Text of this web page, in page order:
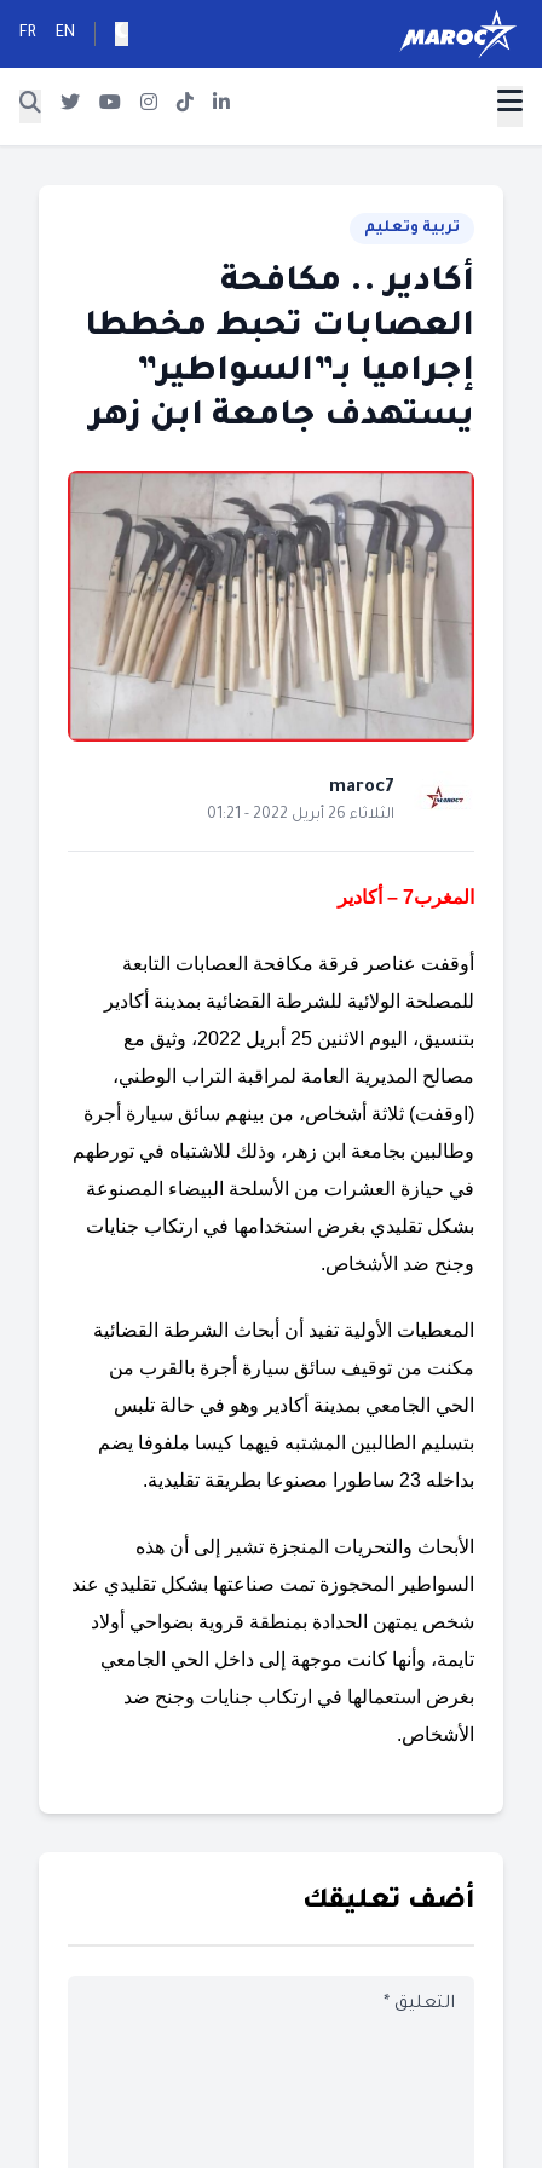
EN
FR
تربية وتعليم
أكادير .. مكافحة
العصابات تحبط مخططا
إجراميا بـ”السواطير”
يستهدف جامعة ابن زهر
maroc7
الثلاثاء 26 أبريل 2022 - 01:21
المغرب7 – أكادير
أوقفت عناصر فرقة مكافحة العصابات التابعة
للمصلحة الولائية للشرطة القضائية بمدينة أكادير
بتنسيق، اليوم الاثنين 25 أبريل 2022، وثيق مع
مصالح المديرية العامة لمراقبة التراب الوطني،
(اوقفت) ثلاثة أشخاص، من بينهم سائق سيارة أجرة
وطالبين بجامعة ابن زهر، وذلك للاشتباه في تورطهم
في حيازة العشرات من الأسلحة البيضاء المصنوعة
بشكل تقليدي بغرض استخدامها في ارتكاب جنايات
وجنح ضد الأشخاص.
المعطيات الأولية تفيد أن أبحاث الشرطة القضائية
مكنت من توقيف سائق سيارة أجرة بالقرب من
الحي الجامعي بمدينة أكادير وهو في حالة تلبس
بتسليم الطالبين المشتبه فيهما كيسا ملفوفا يضم
بداخله 23 ساطورا مصنوعا بطريقة تقليدية.
الأبحاث والتحريات المنجزة تشير إلى أن هذه
السواطير المحجوزة تمت صناعتها بشكل تقليدي عند
شخص يمتهن الحدادة بمنطقة قروية بضواحي أولاد
تايمة، وأنها كانت موجهة إلى داخل الحي الجامعي
بغرض استعمالها في ارتكاب جنايات وجنح ضد
الأشخاص.
أضف تعليقك